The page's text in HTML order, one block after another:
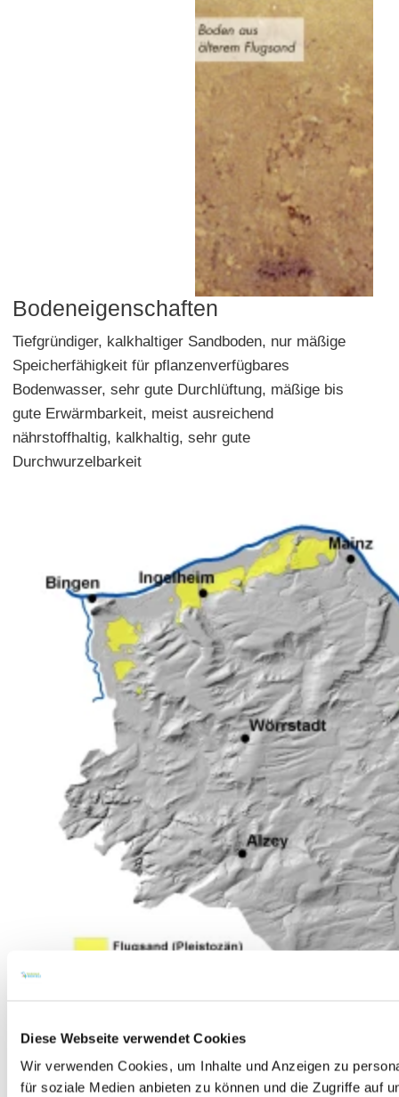
Diese Webseite verwendet Cookies
Wir verwenden Cookies, um Inhalte und Anzeigen zu
für soziale Medien anbieten zu können und die Zugriffe auf
Bodeneigenschaften
Tiefgründiger, kalkhaltiger Sandboden, nur mäßige
Speicherfähigkeit für pflanzenverfügbares
Bodenwasser, sehr gute Durchlüftung, mäßige bis
gute Erwärmbarkeit, meist ausreichend
nährstoffhaltig, kalkhaltig, sehr gute
Durchwurzelbarkeit